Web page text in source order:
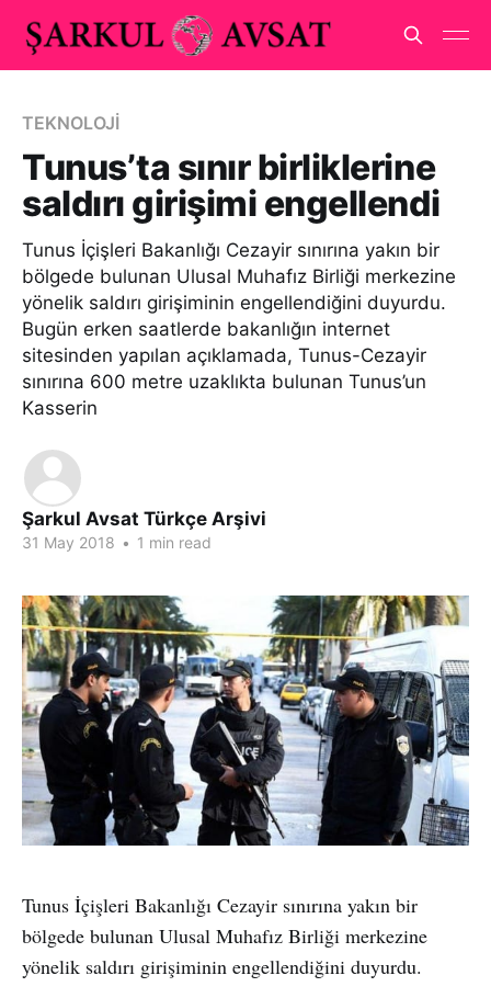
TEKNOLOJİ
Tunus’ta sınır birliklerine
saldırı girişimi engellendi
Tunus İçişleri Bakanlığı Cezayir sınırına yakın bir
bölgede bulunan Ulusal Muhafız Birliği merkezine
yönelik saldırı girişiminin engellendiğini duyurdu.
Bugün erken saatlerde bakanlığın internet
sitesinden yapılan açıklamada, Tunus-Cezayir
sınırına 600 metre uzaklıkta bulunan Tunus’un
Kasserin
Şarkul Avsat Türkçe Arşivi
31 May 2018 • 1 min read
Tunus İçişleri Bakanlığı Cezayir sınırına yakın bir
bölgede bulunan Ulusal Muhafız Birliği merkezine
yönelik saldırı girişiminin engellendiğini duyurdu.